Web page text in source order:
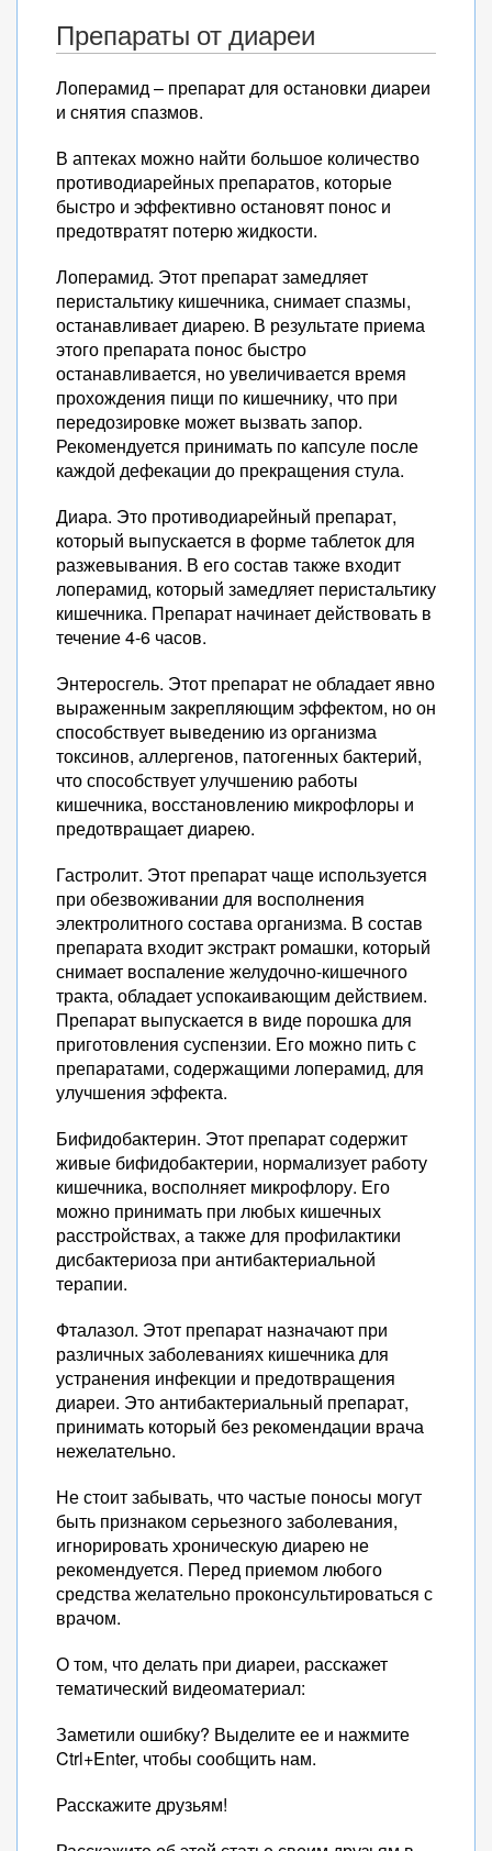
Препараты от диареи
Лоперамид – препарат для остановки диареи
и снятия спазмов.
В аптеках можно найти большое количество
противодиарейных препаратов, которые
быстро и эффективно остановят понос и
предотвратят потерю жидкости.
Лоперамид. Этот препарат замедляет
перистальтику кишечника, снимает спазмы,
останавливает диарею. В результате приема
этого препарата понос быстро
останавливается, но увеличивается время
прохождения пищи по кишечнику, что при
передозировке может вызвать запор.
Рекомендуется принимать по капсуле после
каждой дефекации до прекращения стула.
Диара. Это противодиарейный препарат,
который выпускается в форме таблеток для
разжевывания. В его состав также входит
лоперамид, который замедляет перистальтику
кишечника. Препарат начинает действовать в
течение 4-6 часов.
Энтеросгель. Этот препарат не обладает явно
выраженным закрепляющим эффектом, но он
способствует выведению из организма
токсинов, аллергенов, патогенных бактерий,
что способствует улучшению работы
кишечника, восстановлению микрофлоры и
предотвращает диарею.
Гастролит. Этот препарат чаще используется
при обезвоживании для восполнения
электролитного состава организма. В состав
препарата входит экстракт ромашки, который
снимает воспаление желудочно-кишечного
тракта, обладает успокаивающим действием.
Препарат выпускается в виде порошка для
приготовления суспензии. Его можно пить с
препаратами, содержащими лоперамид, для
улучшения эффекта.
Бифидобактерин. Этот препарат содержит
живые бифидобактерии, нормализует работу
кишечника, восполняет микрофлору. Его
можно принимать при любых кишечных
расстройствах, а также для профилактики
дисбактериоза при антибактериальной
терапии.
Фталазол. Этот препарат назначают при
различных заболеваниях кишечника для
устранения инфекции и предотвращения
диареи. Это антибактериальный препарат,
принимать который без рекомендации врача
нежелательно.
Не стоит забывать, что частые поносы могут
быть признаком серьезного заболевания,
игнорировать хроническую диарею не
рекомендуется. Перед приемом любого
средства желательно проконсультироваться с
врачом.
О том, что делать при диареи, расскажет
тематический видеоматериал:
Заметили ошибку? Выделите ее и нажмите
Ctrl+Enter, чтобы сообщить нам.
Расскажите друзьям!